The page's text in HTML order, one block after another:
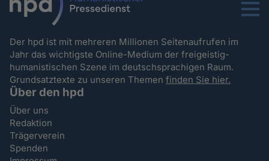
Menu
Der hpd ist mit mehreren Millionen Seitenaufrufen im
Jahr das wichtigste Online-Medium der freigeistig-
humanistischen Szene im deutschsprachigen Raum.
Grundsatztexte zu unseren Themenfinden Sie hier.
Über den hpd
Über uns
Redaktion
Trägerverein
Spenden